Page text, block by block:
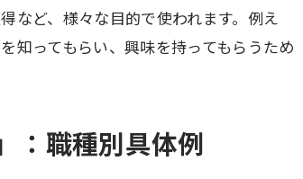
など、様々な目的で使われます。例え
知ってもらい、興味を持ってもらうため
：職種別具体例